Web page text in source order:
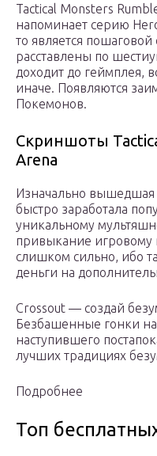
Tactical Monsters
напоминает серию
то является пошаговой
расставлены по
доходит до геймплея,
иначе. Появляются
Покемонов.
Скриншоты
Arena
Изначально вышедшая
быстро заработала
уникальному
привыкание игровому
слишком сильно, ибо
деньги на
Crossout — создай
Безбашенные гонки
наступившего
лучших традициях
Подробнее
Топ